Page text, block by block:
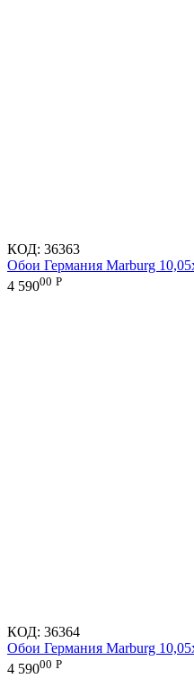
КОД: 36363
Обои Германия Marburg
4 59000 Р
КОД: 36364
Обои Германия Marburg
4 59000 Р